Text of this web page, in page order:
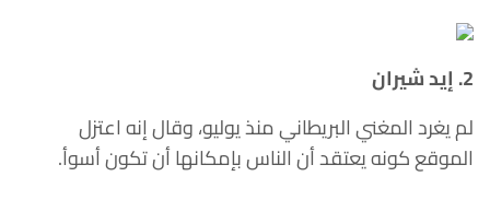
2. إيد شيران
لم يغرد المغني البريطاني منذ يوليو، وقال إنه اعتزل
الموقع كونه يعتقد أن الناس بإمكانها أن تكون أسوأ.